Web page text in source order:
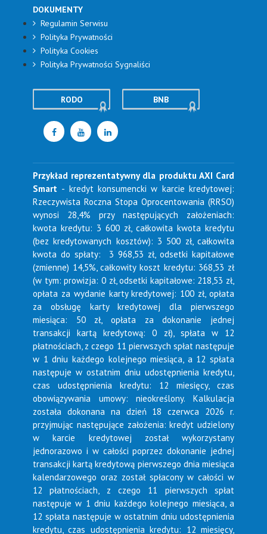
DOKUMENTY
Regulamin Serwisu
Polityka Prywatności
Polityka Cookies
Polityka Prywatności Sygnaliści
RODO BNB
Przykład reprezentatywny dla produktu AXI Card
Smart - kredyt konsumencki w karcie kredytowej:
Rzeczywista Roczna Stopa Oprocentowania (RRSO)
wynosi 28,4% przy następujących założeniach:
kwota kredytu: 3 600 zł, całkowita kwota kredytu
(bez kredytowanych kosztów): 3 500 zł, całkowita
kwota do spłaty: 3 968,53 zł, odsetki kapitałowe
(zmienne) 14,5%, całkowity koszt kredytu: 368,53 zł
(w tym: prowizja: 0 zł, odsetki kapitałowe: 218,53 zł,
opłata za wydanie karty kredytowej: 100 zł, opłata
za obsługę karty kredytowej dla pierwszego
miesiąca: 50 zł, opłata za dokonanie jednej
transakcji kartą kredytową: 0 zł), spłata w 12
płatnościach, z czego 11 pierwszych spłat następuje
w 1 dniu każdego kolejnego miesiąca, a 12 spłata
następuje w ostatnim dniu udostępnienia kredytu,
czas udostępnienia kredytu: 12 miesięcy, czas
obowiązywania umowy: nieokreślony. Kalkulacja
została dokonana na dzień 18 czerwca 2026 r.
przyjmując następujące założenia: kredyt udzielony
w karcie kredytowej został wykorzystany
jednorazowo i w całości poprzez dokonanie jednej
transakcji kartą kredytową pierwszego dnia miesiąca
kalendarzowego oraz został spłacony w całości w
12 płatnościach, z czego 11 pierwszych spłat
następuje w 1 dniu każdego kolejnego miesiąca, a
12 spłata następuje w ostatnim dniu udostępnienia
kredytu, czas udostępnienia kredytu: 12 miesięcy,